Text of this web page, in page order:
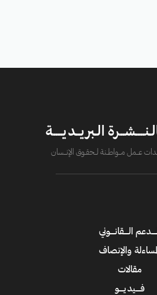
الـبريــديــــة
عــــمل مــــواطــنة لـــحقــوق الإنــــسان
الــــقانــــوني
والإنصاف
مقالات
فــــيديــــو